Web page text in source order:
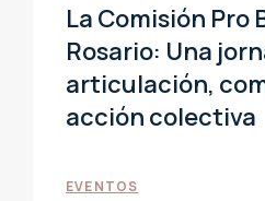
La Comisión Pro
Rosario: Una
articulación,
acción colectiva
EVENTOS